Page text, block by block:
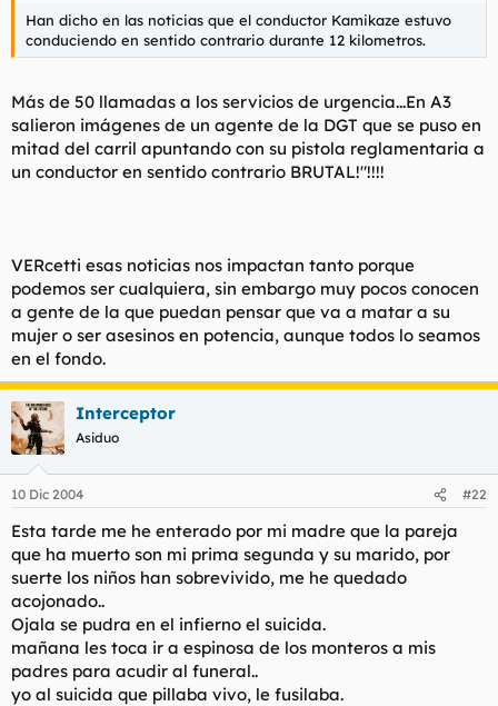
Han dicho en las noticias que el conductor Kamikaze estuvo
conduciendo en sentido contrario durante 12 kilometros.
Más de 50 llamadas a los servicios de urgencia...En A3
salieron imágenes de un agente de la DGT que se puso en
mitad del carril apuntando con su pistola reglamentaria a
un conductor en sentido contrario BRUTAL!"!!!!
VERcetti esas noticias nos impactan tanto porque
podemos ser cualquiera, sin embargo muy pocos conocen
a gente de la que puedan pensar que va a matar a su
mujer o ser asesinos en potencia, aunque todos lo seamos
en el fondo.
Interceptor
Asiduo
10 Dic 2004 #22
Esta tarde me he enterado por mi madre que la pareja
que ha muerto son mi prima segunda y su marido, por
suerte los niños han sobrevivido, me he quedado
acojonado..
Ojala se pudra en el infierno el suicida.
mañana les toca ir a espinosa de los monteros a mis
padres para acudir al funeral..
yo al suicida que pillaba vivo, le fusilaba.